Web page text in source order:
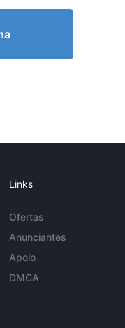
Links
Ofertas
Anunciantes
Apoio
DMCA